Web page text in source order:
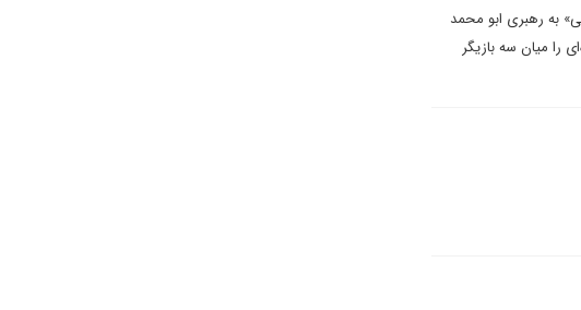
به رهبری ابو محمد
را میان سه بازیگر